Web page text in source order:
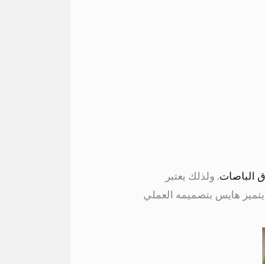
الباصات. ولذلك يعتبر
يتميز هايس بتصميمه العملي